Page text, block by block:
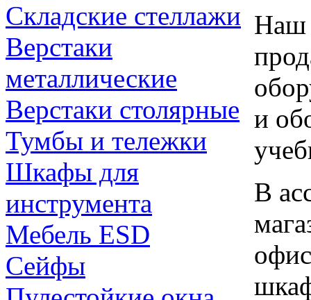
Складские стеллажи
Верстаки
металлические
Верстаки столярные
Тумбы и тележки
Шкафы для
инструмента
Мебель ESD
Сейфы
Наш
и
В